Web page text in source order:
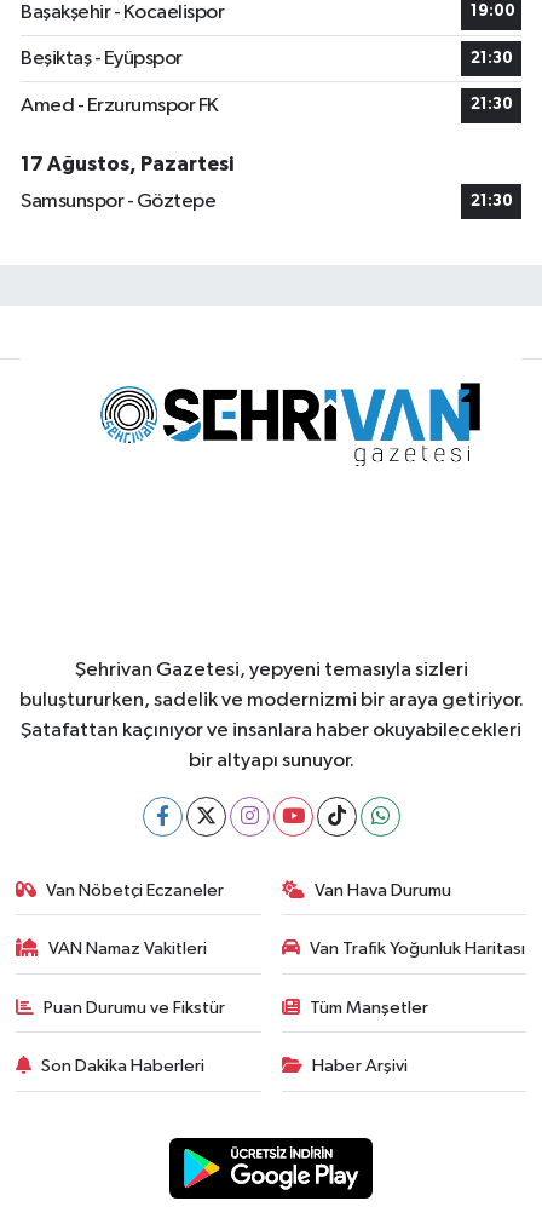
Başakşehir - Kocaelispor
19:00
Beşiktaş - Eyüpspor 21:30
Amed - Erzurumspor FK 21:30
17 Ağustos, Pazartesi
Samsunspor - Göztepe
21:30
Şehrivan Gazetesi, yepyeni temasıyla sizleri
buluştururken, sadelik ve modernizmi bir araya getiriyor.
Şatafattan kaçınıyor ve insanlara haber okuyabilecekleri
bir altyapı sunuyor.
Van Nöbetçi Eczaneler Van Hava Durumu
VAN Namaz Vakitleri Van Trafik Yoğunluk Haritası
Puan Durumu ve Fikstür Tüm Manşetler
Son Dakika Haberleri Haber Arşivi